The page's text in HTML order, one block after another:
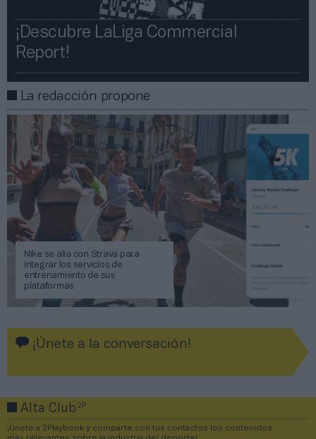
¡Descubre LaLiga Commercial
Report!​​
La redacción propone
Nike se alía con Strava para
integrar los servicios de
entrenamiento de sus
plataformas
¡Únete a la conversación!
Alta Club2P
¡Únete a 2Playbook y comparte con tus contactos los contenidos